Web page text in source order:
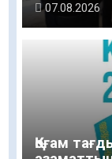
07.08.2026
Қоғам